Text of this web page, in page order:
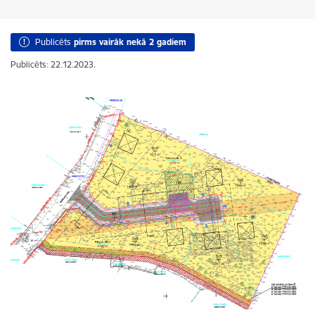
Publicēts pirms vairāk nekā 2 gadiem
Publicēts: 22.12.2023.